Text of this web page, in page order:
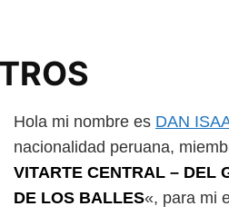
Hola mi nombre es DAN
nacionalidad peruana,
VITARTE CENTRAL – DEL
DE LOS BALLES«, para mi